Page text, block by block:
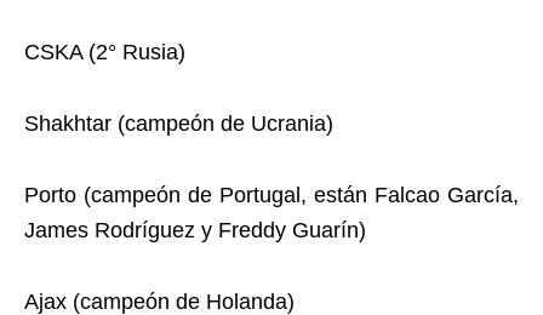
CSKA (2° Rusia)
Shakhtar (campeón de Ucrania)
Porto (campeón de Portugal, están Falcao García,
James Rodríguez y Freddy Guarín)
Ajax (campeón de Holanda)